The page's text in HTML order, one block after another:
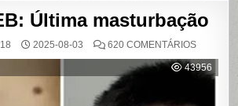
Última masturbação
2025-08-03 620 COMENTÁRIOSEM
WEB:
ÚLTIMA
43956